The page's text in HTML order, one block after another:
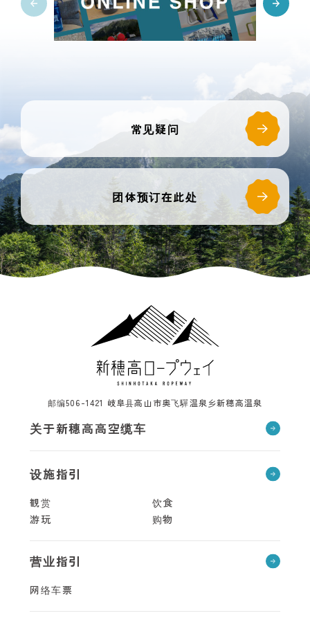
常见疑问
团体预订在此处
邮编506-1421 岐阜县高山市奥飞驒温泉乡新穗高温泉
关于新穗高高空缆车
设施指引
観赏
饮食
游玩
购物
营业指引
网络车票